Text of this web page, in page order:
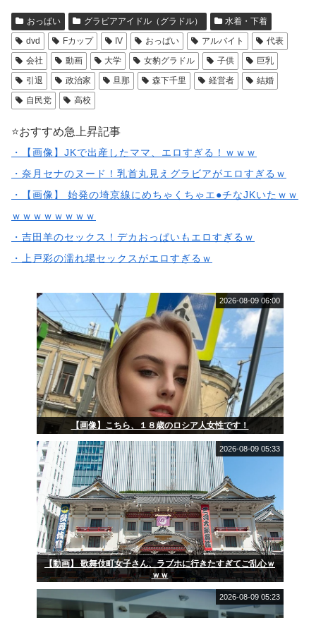
おっぱい グラビアアイドル（グラドル）
水着・下着
dvd
Fカップ IV おっぱい アルバイト
代表
会社
動画 大学 女豹グラドル 子供
巨乳
引退
政治家 旦那 森下千里 経営者
結婚
自民党
高校
⭐️おすすめ急上昇記事
・【画像】JKで出産したママ、エロすぎる！ｗｗｗ
・奈月セナのヌード！乳首丸見えグラビアがエロすぎるｗ
・【画像】 始発の埼京線にめちゃくちゃエ●チなJKいたｗｗ
ｗｗｗｗｗｗｗｗ
・吉田羊のセックス！デカおっぱいもエロすぎるｗ
・上戸彩の濡れ場セックスがエロすぎるｗ
【画像】こちら、１８歳のロシア人女性です！
2026-08-09 06:00
【動画】 歌舞伎町女子さん、ラブホに行きたすぎてご乱心ｗ
ｗｗ
2026-08-09 05:33
2026-08-09 05:23